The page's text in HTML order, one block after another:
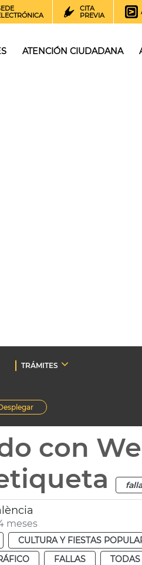
CITA
PREVIA
ATENCIÓN CIUDADANA
TRÁMITES
con
meses
CULTURA Y FIESTAS
FALLAS